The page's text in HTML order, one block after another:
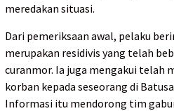
meredakan situasi.
Dari pemeriksaan awal, pelaku
merupakan residivis yang telah
curanmor. Ia juga mengakui telah
korban kepada seseorang di
Informasi itu mendorong tim